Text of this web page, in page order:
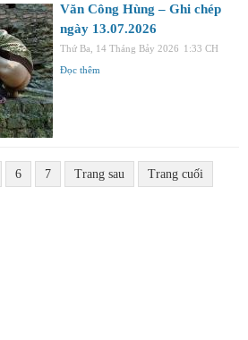
Văn Công Hùng – Ghi chép
ngày 13.07.2026
Thứ Ba, 14 Tháng Bảy 2026 1:33 CH
Đọc thêm
6 7 Trang sau Trang cuối